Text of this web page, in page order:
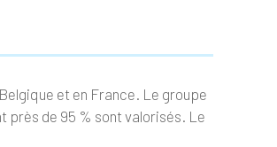
et en France. Le groupe
près de 95 % sont valorisés. Le